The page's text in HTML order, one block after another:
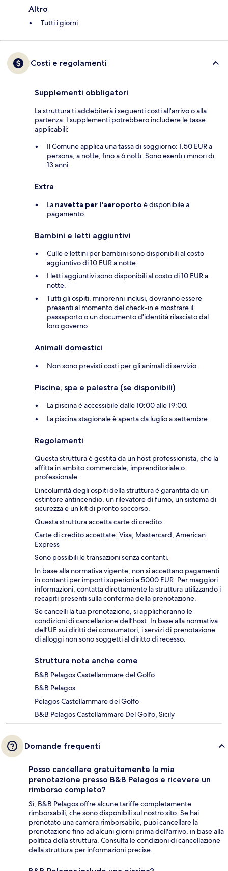
Altro
Tutti i giorni
Costi e regolamenti
Supplementi obbligatori
La struttura ti addebiterà i seguenti costi all'arrivo o alla
partenza. I supplementi potrebbero includere le tasse
applicabili:
Il Comune applica una tassa di soggiorno: 1.50 EUR a
persona, a notte, fino a 6 notti. Sono esenti i minori di
13 anni.
Extra
La navetta per l'aeroporto è disponibile a
pagamento.
Bambini e letti aggiuntivi
Culle e lettini per bambini sono disponibili al costo
aggiuntivo di 10 EUR a notte.
I letti aggiuntivi sono disponibili al costo di 10 EUR a
notte.
Tutti gli ospiti, minorenni inclusi, dovranno essere
presenti al momento del check-in e mostrare il
passaporto o un documento d'identità rilasciato dal
loro governo.
Animali domestici
Non sono previsti costi per gli animali di servizio
Piscina, spa e palestra (se disponibili)
La piscina è accessibile dalle 10:00 alle 19:00.
La piscina stagionale è aperta da luglio a settembre.
Regolamenti
Questa struttura è gestita da un host professionista, che la
affitta in ambito commerciale, imprenditoriale o
professionale.
L'incolumità degli ospiti della struttura è garantita da un
estintore antincendio, un rilevatore di fumo, un sistema di
sicurezza e un kit di pronto soccorso.
Questa struttura accetta carte di credito.
Carte di credito accettate: Visa, Mastercard, American
Express
Sono possibili le transazioni senza contanti.
In base alla normativa vigente, non si accettano pagamenti
in contanti per importi superiori a 5000 EUR. Per maggiori
informazioni, contatta direttamente la struttura utilizzando i
recapiti presenti sulla conferma della prenotazione.
Se cancelli la tua prenotazione, si applicheranno le
condizioni di cancellazione dell’host. In base alla normativa
dell’UE sui diritti dei consumatori, i servizi di prenotazione
di alloggi non sono soggetti al diritto di recesso.
Struttura nota anche come
B&B Pelagos Castellammare del Golfo
B&B Pelagos
Pelagos Castellammare del Golfo
B&B Pelagos Castellammare Del Golfo, Sicily
Domande frequenti
Posso cancellare gratuitamente la mia
prenotazione presso B&B Pelagos e ricevere un
rimborso completo?
Sì, B&B Pelagos offre alcune tariffe completamente
rimborsabili, che sono disponibili sul nostro sito. Se hai
prenotato una camera rimborsabile, puoi cancellare la
prenotazione fino ad alcuni giorni prima dell'arrivo, in base alla
politica della struttura. Consulta le condizioni di cancellazione
della struttura per informazioni precise.